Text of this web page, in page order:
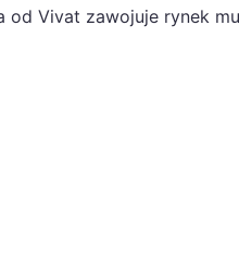
od Vivat zawojuje rynek